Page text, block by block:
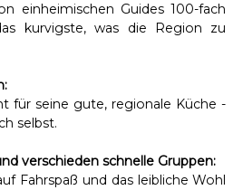
einheimischen Guides 100-fach
kurvigste, was die Region zu
für seine gute, regionale Küche -
selbst.
verschieden schnelle Gruppen:
Fahrspaß und das leibliche Wohl